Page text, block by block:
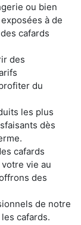
ou bien
à de
cafards
des
du
les plus
dès
cafards
vie au
des
de notre
cafards.